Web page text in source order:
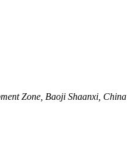
Zone, Baoji Shaanxi, China